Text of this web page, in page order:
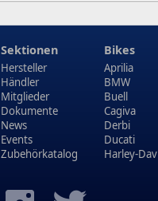
Sektionen
Hersteller
Händler
Mitglieder
Dokumente
News
Events
Zubehörkatalog
Bikes
Aprilia
BMW
Buell
Cagiva
Derbi
Ducati
Harley-